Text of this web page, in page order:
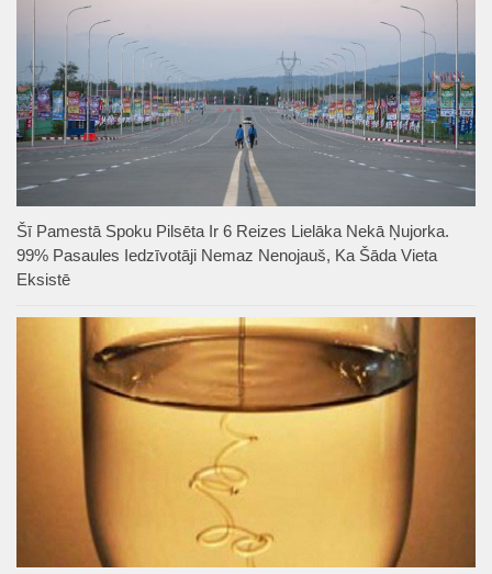
Šī Pamestā Spoku Pilsēta Ir 6 Reizes Lielāka Nekā Ņujorka.
99% Pasaules Iedzīvotāji Nemaz Nenojauš, Ka Šāda Vieta
Eksistē